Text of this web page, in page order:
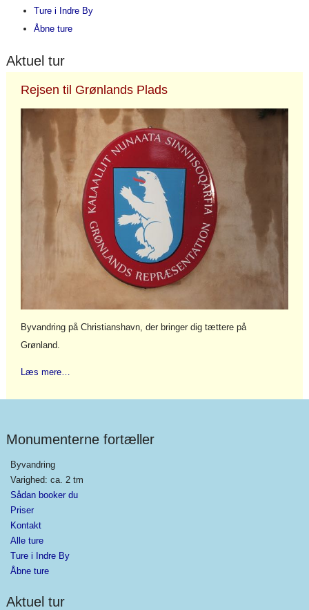
Ture i Indre By
Åbne ture
Aktuel tur
Rejsen til Grønlands Plads
Byvandring på Christianshavn, der bringer dig tættere på
Grønland.
Læs mere…
Monumenterne fortæller
Byvandring
Varighed: ca. 2 tm
Sådan booker du
Priser
Kontakt
Alle ture
Ture i Indre By
Åbne ture
Aktuel tur